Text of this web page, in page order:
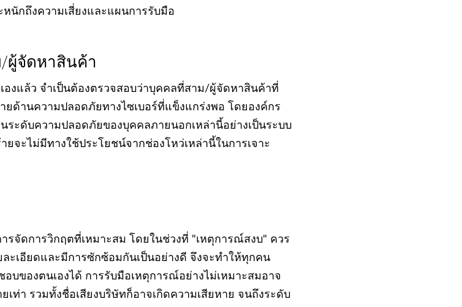
นักถึงความเสี่ยงและแผนการรับมือ
ผู้จัดหาสินค้า
องแล้ว จำเป็นต้องตรวจสอบว่าบุคคลที่สาม/ผู้จัดหาสินค้าที่
ด้านความปลอดภัยทางไซเบอร์ที่แข็งแกร่งพอ โดยองค์กร
ระดับความปลอดภัยของบุคคลภายนอกเหล่านี้อย่างเป็นระบบ
ยจะไม่มีทางใช้ประโยชน์จากช่องโหว่เหล่านี้ในการเจาะ
รจัดการวิกฤตที่เหมาะสม โดยในช่วงที่ "เหตุการณ์สงบ" ควร
ะเอียดและมีการซักซ้อมกันเป็นอย่างดี จึงจะทำให้ทุกคน
ของตนเองได้ การรับมือเหตุการณ์อย่างไม่เหมาะสมอาจ
เท่า รวมทั้งชื่อเสียงบริษัทก็อาจเกิดความเสียหาย จนถึงระดับ